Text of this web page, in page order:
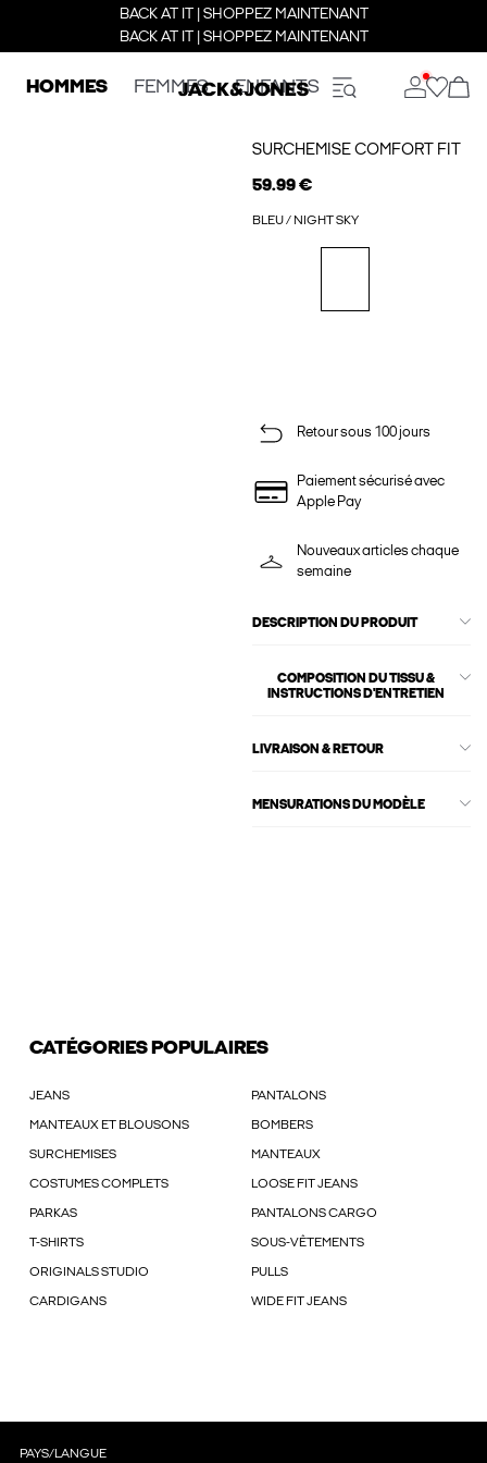
BACK AT IT | SHOPPEZ MAINTENANT
BACK AT IT | SHOPPEZ MAINTENANT
HOMMES FEMMES ENFANTS
SURCHEMISE COMFORT FIT
59.99 €
BLEU / NIGHT SKY
Retour sous 100 jours
Paiement sécurisé avec
Apple Pay
Nouveaux articles chaque
semaine
DESCRIPTION DU PRODUIT
COMPOSITION DU TISSU &
INSTRUCTIONS D'ENTRETIEN
LIVRAISON & RETOUR
MENSURATIONS DU MODÈLE
CATÉGORIES POPULAIRES
JEANS PANTALONS
MANTEAUX ET BLOUSONS BOMBERS
SURCHEMISES MANTEAUX
COSTUMES COMPLETS LOOSE FIT JEANS
PARKAS PANTALONS CARGO
T-SHIRTS SOUS-VÊTEMENTS
ORIGINALS STUDIO PULLS
CARDIGANS WIDE FIT JEANS
PAYS/LANGUE